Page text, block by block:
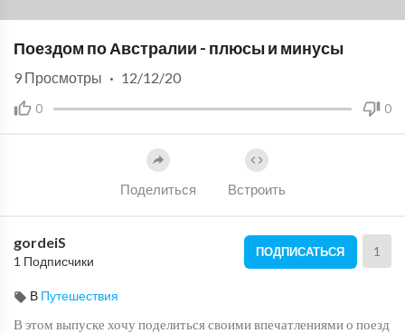
Поездом по Австралии - плюсы и минусы
0 0
9 Просмотры · 12/12/20
Поделиться Встроить
gordeiS
1 Подписчики
ПОДПИСАТЬСЯ 1
В Путешествия
⁣В этом выпуске хочу поделиться своими впечатлениями о поезд